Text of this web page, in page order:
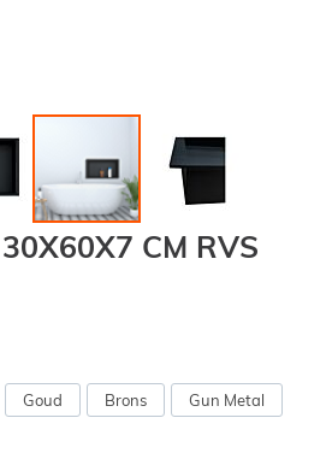
CM RVS
Goud Brons Gun Metal